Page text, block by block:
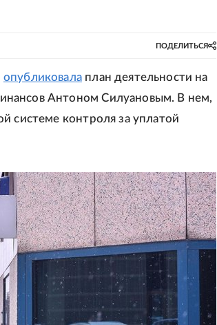
ПОДЕЛИТЬСЯ
опубликовала план деятельности на
Антоном Силуановым. В нем,
системе контроля за уплатой